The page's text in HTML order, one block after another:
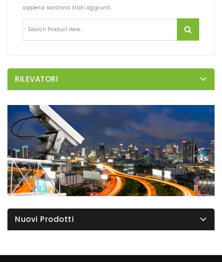
appena saranno stati aggiunti.
RILEVATORI
Nuovi Prodotti